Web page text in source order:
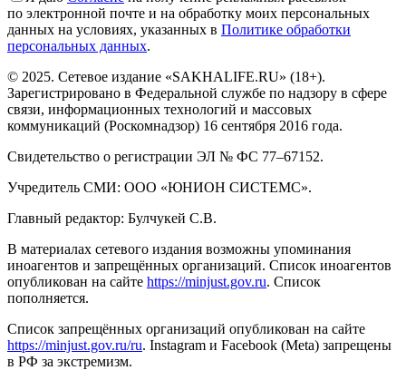
по электронной почте и на обработку моих персональных
данных на условиях, указанных в Политике обработки
персональных данных.
© 2025. Сетевое издание «SAKHALIFE.RU» (18+).
Зарегистрировано в Федеральной службе по надзору в сфере
связи, информационных технологий и массовых
коммуникаций (Роскомнадзор) 16 сентября 2016 года.
Свидетельство о регистрации ЭЛ № ФС 77–67152.
Учредитель СМИ: ООО «ЮНИОН СИСТЕМС».
Главный редактор: Булчукей С.В.
В материалах сетевого издания возможны упоминания
иноагентов и запрещённых организаций. Список иноагентов
опубликован на сайте https://minjust.gov.ru. Список
пополняется.
Список запрещённых организаций опубликован на сайте
https://minjust.gov.ru/ru. Instagram и Facebook (Metа) запрещены
в РФ за экстремизм.